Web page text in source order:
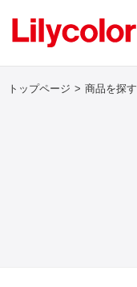
トップページ 商品を探す